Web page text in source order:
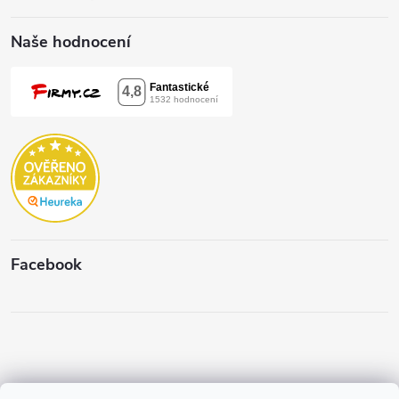
Naše hodnocení
Facebook